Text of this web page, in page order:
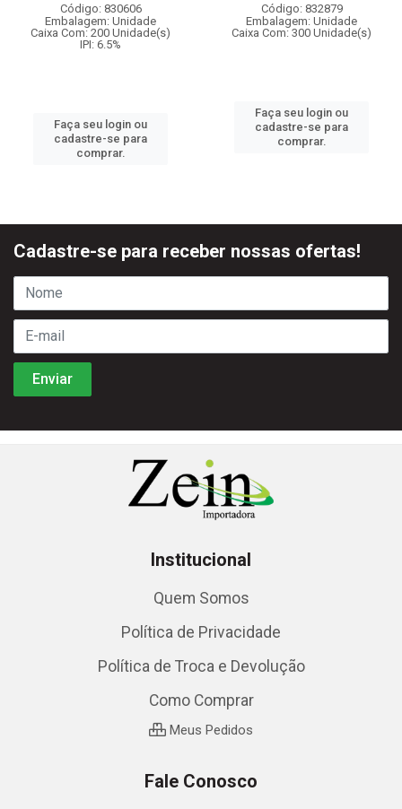
Código: 830606
Embalagem: Unidade
Caixa Com: 200 Unidade(s)
IPI: 6.5%
Faça seu login ou
cadastre-se para
comprar.
Código: 832879
Embalagem: Unidade
Caixa Com: 300 Unidade(s)
Faça seu login ou
cadastre-se para
comprar.
Cadastre-se para receber nossas ofertas!
Institucional
Quem Somos
Política de Privacidade
Política de Troca e Devolução
Como Comprar
Meus Pedidos
Fale Conosco